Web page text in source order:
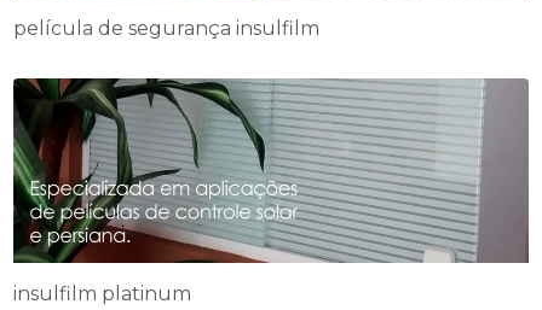
película de segurança insulfilm
insulfilm platinum